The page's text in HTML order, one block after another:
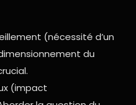
(nécessité d’un
du
(impact